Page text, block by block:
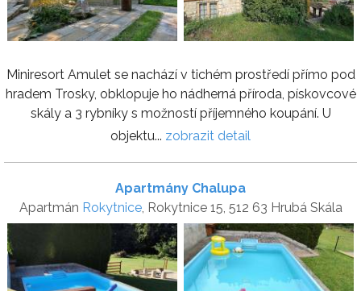
Miniresort Amulet se nachází v tichém prostředí přímo pod
hradem Trosky, obklopuje ho nádherná příroda, pískovcové
skály a 3 rybníky s možností příjemného koupání. U
objektu... zobrazit detail
Apartmány Chalupa
Apartmán Rokytnice, Rokytnice 15, 512 63 Hrubá Skála